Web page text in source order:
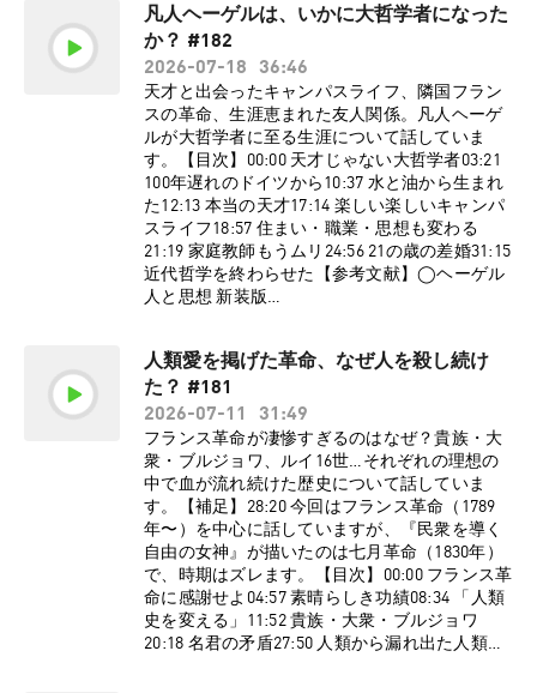
pOJmNPPSbvGV51⁠⁠⁠⁠⁠⁠⁠⁠⁠⁠⁠⁠⁠⁠⁠⁠⁠⁠⁠⁠⁠⁠⁠⁠⁠⁠⁠⁠⁠⁠⁠⁠⁠⁠⁠⁠⁠⁠⁠⁠⁠⁠⁠⁠⁠⁠⁠⁠⁠⁠⁠⁠⁠⁠⁠⁠⁠⁠⁠⁠⁠⁠⁠⁠⁠⁠⁠⁠⁠⁠⁠⁠⁠⁠⁠⁠⁠⁠⁠⁠⁠⁠⁠⁠⁠⁠⁠⁠⁠⁠⁠⁠⁠⁠⁠⁠⁠⁠⁠⁠⁠⁠⁠⁠⁠⁠⁠⁠⁠⁠⁠⁠⁠⁠⁠⁠⁠⁠⁠⁠⁠⁠⁠⁠⁠⁠⁠⁠⁠⁠)
⇨ ⁠⁠⁠⁠⁠⁠⁠⁠⁠⁠⁠⁠⁠⁠⁠⁠⁠⁠⁠⁠⁠⁠⁠⁠⁠⁠⁠⁠⁠⁠⁠⁠⁠⁠https://x.com/urashitatakumi⁠⁠⁠⁠⁠⁠⁠⁠⁠⁠⁠⁠⁠⁠⁠⁠⁠⁠⁠⁠⁠⁠⁠⁠⁠⁠⁠⁠⁠⁠⁠⁠⁠⁠個人YouTube
⇨
⁠⁠⁠⁠⁠⁠⁠⁠⁠⁠⁠⁠⁠⁠⁠⁠⁠⁠⁠⁠⁠⁠⁠⁠⁠⁠⁠⁠⁠⁠⁠⁠⁠⁠https://www.youtube.com/@UrashitaTakumi⁠⁠⁠⁠⁠⁠⁠⁠⁠⁠⁠⁠⁠⁠⁠⁠⁠⁠⁠⁠⁠⁠⁠⁠⁠⁠⁠⁠⁠⁠⁠⁠⁠⁠
【姉妹チャンネル】◯ゆる言語学ラジオ
(⁠⁠⁠⁠⁠⁠⁠⁠⁠⁠⁠⁠⁠⁠⁠⁠⁠⁠⁠⁠⁠⁠⁠⁠⁠⁠⁠⁠⁠⁠⁠⁠⁠⁠⁠⁠⁠⁠⁠⁠⁠⁠⁠⁠⁠⁠⁠⁠⁠⁠⁠⁠⁠⁠⁠⁠⁠⁠⁠⁠⁠⁠⁠⁠⁠⁠⁠⁠⁠⁠⁠⁠⁠⁠⁠⁠⁠⁠⁠⁠⁠⁠⁠⁠⁠⁠⁠⁠⁠⁠⁠⁠⁠⁠⁠⁠⁠⁠⁠⁠⁠⁠⁠⁠⁠⁠⁠⁠⁠⁠⁠⁠⁠⁠⁠⁠⁠⁠⁠⁠⁠⁠⁠⁠⁠⁠⁠⁠⁠https://open.spotify.com/show/3nBZ3AgB
AfSYdHbpJflIHZ⁠⁠⁠⁠⁠⁠⁠⁠⁠⁠⁠⁠⁠⁠⁠⁠⁠⁠⁠⁠⁠⁠⁠⁠⁠⁠⁠⁠⁠⁠⁠⁠⁠⁠⁠⁠⁠⁠⁠⁠⁠⁠⁠⁠⁠⁠⁠⁠⁠⁠⁠⁠⁠⁠⁠⁠⁠⁠⁠⁠⁠⁠⁠⁠⁠⁠⁠⁠⁠⁠⁠⁠⁠⁠⁠⁠⁠⁠⁠⁠⁠⁠⁠⁠⁠⁠⁠⁠⁠⁠⁠⁠⁠⁠⁠⁠⁠⁠⁠⁠⁠⁠⁠⁠⁠⁠⁠⁠⁠⁠⁠⁠⁠⁠⁠⁠⁠⁠⁠⁠⁠⁠⁠⁠⁠⁠⁠⁠⁠)◯ゆるコンピュータ科学
ラジオ
(⁠⁠⁠⁠⁠⁠⁠⁠⁠⁠⁠⁠⁠⁠⁠⁠⁠⁠⁠⁠⁠⁠⁠⁠⁠⁠⁠⁠⁠⁠⁠⁠⁠⁠⁠⁠⁠⁠⁠⁠⁠⁠⁠⁠⁠⁠⁠⁠⁠⁠⁠⁠⁠⁠⁠⁠⁠⁠⁠⁠⁠⁠⁠⁠⁠⁠⁠⁠⁠⁠⁠⁠⁠⁠⁠⁠⁠⁠⁠⁠⁠⁠⁠⁠⁠⁠⁠⁠⁠⁠⁠⁠⁠⁠⁠⁠⁠⁠⁠⁠⁠⁠⁠⁠⁠⁠⁠⁠⁠⁠⁠⁠⁠⁠⁠⁠⁠⁠⁠⁠⁠⁠⁠⁠⁠⁠⁠⁠⁠https://open.spotify.com/show/32qgIhAHY
nseWxiGyrFzSt⁠⁠⁠⁠⁠⁠⁠⁠⁠⁠⁠⁠⁠⁠⁠⁠⁠⁠⁠⁠⁠⁠⁠⁠⁠⁠⁠⁠⁠⁠⁠⁠⁠⁠⁠⁠⁠⁠⁠⁠⁠⁠⁠⁠⁠⁠⁠⁠⁠⁠⁠⁠⁠⁠⁠⁠⁠⁠⁠⁠⁠⁠⁠⁠⁠⁠⁠⁠⁠⁠⁠⁠⁠⁠⁠⁠⁠⁠⁠⁠⁠⁠⁠⁠⁠⁠⁠⁠⁠⁠⁠⁠⁠⁠⁠⁠⁠⁠⁠⁠⁠⁠⁠⁠⁠⁠⁠⁠⁠⁠⁠⁠⁠⁠⁠⁠⁠⁠⁠⁠⁠⁠⁠⁠⁠⁠⁠⁠⁠)◯ゆる音楽学ラジオ
(⁠⁠⁠⁠⁠⁠⁠⁠⁠⁠⁠⁠⁠⁠⁠⁠⁠⁠⁠⁠⁠⁠⁠⁠⁠⁠⁠⁠⁠⁠⁠⁠⁠⁠⁠⁠⁠⁠⁠⁠⁠⁠⁠⁠⁠⁠⁠⁠⁠⁠⁠⁠⁠⁠⁠⁠⁠⁠⁠⁠⁠⁠⁠⁠⁠⁠⁠⁠⁠⁠⁠⁠⁠⁠⁠⁠⁠⁠⁠⁠⁠⁠⁠⁠⁠⁠⁠⁠⁠⁠⁠⁠⁠⁠⁠⁠⁠⁠⁠⁠⁠⁠⁠⁠⁠⁠⁠⁠⁠⁠⁠⁠⁠⁠⁠⁠⁠⁠⁠⁠⁠⁠⁠⁠⁠⁠⁠⁠⁠https://open.spotify.com/show/7Ba89bnu
EW0pyMeUbGR3oT⁠⁠⁠⁠⁠⁠⁠⁠⁠⁠⁠⁠⁠⁠⁠⁠⁠⁠⁠⁠⁠⁠⁠⁠⁠⁠⁠⁠⁠⁠⁠⁠⁠⁠⁠⁠⁠⁠⁠⁠⁠⁠⁠⁠⁠⁠⁠⁠⁠⁠⁠⁠⁠⁠⁠⁠⁠⁠⁠⁠⁠⁠⁠⁠⁠⁠⁠⁠⁠⁠⁠⁠⁠⁠⁠⁠⁠⁠⁠⁠⁠⁠⁠⁠⁠⁠⁠⁠⁠⁠⁠⁠⁠⁠⁠⁠⁠⁠⁠⁠⁠⁠⁠⁠⁠⁠⁠⁠⁠⁠⁠⁠⁠⁠⁠⁠⁠⁠⁠⁠⁠⁠⁠⁠⁠⁠⁠⁠⁠)◯ゆる民俗学ラジオ
(⁠⁠⁠⁠⁠⁠⁠⁠⁠⁠⁠⁠⁠⁠⁠⁠⁠⁠⁠⁠⁠⁠⁠⁠⁠⁠⁠⁠⁠⁠⁠⁠⁠⁠⁠⁠⁠⁠⁠⁠⁠⁠⁠⁠⁠⁠⁠⁠⁠⁠⁠⁠⁠⁠⁠⁠⁠⁠⁠⁠⁠⁠⁠⁠⁠⁠⁠⁠⁠⁠⁠⁠⁠⁠⁠⁠⁠⁠⁠⁠⁠⁠⁠⁠⁠⁠⁠⁠⁠⁠⁠⁠⁠⁠⁠⁠⁠⁠⁠⁠⁠⁠⁠⁠⁠⁠⁠⁠⁠⁠⁠⁠⁠⁠⁠⁠⁠⁠⁠⁠⁠⁠⁠⁠⁠⁠⁠⁠⁠https://open.spotify.com/show/2OPaWdgR
VuUv5jLeFBViDU⁠⁠⁠⁠⁠⁠⁠⁠⁠⁠⁠⁠⁠⁠⁠⁠⁠⁠⁠⁠⁠⁠⁠⁠⁠⁠⁠⁠⁠⁠⁠⁠⁠⁠⁠⁠⁠⁠⁠⁠⁠⁠⁠⁠⁠⁠⁠⁠⁠⁠⁠⁠⁠⁠⁠⁠⁠⁠⁠⁠⁠⁠⁠⁠⁠⁠⁠⁠⁠⁠⁠⁠⁠⁠⁠⁠⁠⁠⁠⁠⁠⁠⁠⁠⁠⁠⁠⁠⁠⁠⁠⁠⁠⁠⁠⁠⁠⁠⁠⁠⁠⁠⁠⁠⁠⁠⁠⁠⁠⁠⁠⁠⁠⁠⁠⁠⁠⁠⁠⁠⁠⁠⁠⁠⁠⁠⁠⁠⁠)◯ゆる天文学ラジオ
(⁠⁠⁠⁠⁠⁠⁠⁠⁠⁠⁠⁠⁠⁠⁠⁠⁠⁠⁠⁠⁠⁠⁠⁠⁠⁠⁠⁠⁠⁠⁠⁠⁠⁠⁠⁠⁠⁠⁠⁠⁠⁠⁠⁠⁠⁠⁠⁠⁠⁠⁠⁠⁠⁠⁠⁠⁠⁠⁠⁠⁠⁠⁠⁠⁠⁠⁠⁠⁠⁠⁠⁠⁠⁠⁠⁠⁠⁠⁠⁠⁠⁠⁠⁠⁠⁠⁠⁠⁠⁠⁠⁠⁠⁠⁠⁠⁠⁠⁠⁠⁠⁠⁠⁠⁠⁠⁠⁠⁠⁠⁠⁠⁠⁠⁠⁠⁠⁠⁠⁠⁠⁠⁠⁠⁠⁠⁠⁠⁠https://open.spotify.com/show/6CGctNRB
items/folder/4a66f8d7ce1d4eb⁠⁠⁠⁠⁠⁠⁠⁠⁠⁠⁠⁠⁠⁠⁠⁠⁠⁠⁠⁠⁠⁠⁠⁠⁠⁠⁠⁠⁠⁠⁠⁠⁠⁠⁠⁠⁠⁠⁠⁠⁠⁠⁠⁠⁠⁠⁠⁠⁠⁠⁠⁠⁠⁠⁠⁠⁠⁠⁠⁠⁠⁠⁠⁠⁠⁠⁠⁠⁠⁠⁠⁠⁠⁠⁠⁠⁠⁠⁠【サポーター
コミュニティはこちらか
ら】⁠⁠⁠⁠⁠⁠⁠⁠⁠⁠⁠⁠⁠⁠⁠⁠⁠⁠⁠⁠⁠⁠⁠⁠⁠⁠⁠⁠⁠⁠⁠⁠⁠⁠⁠⁠⁠⁠⁠⁠⁠⁠⁠⁠⁠⁠⁠⁠⁠⁠⁠⁠⁠⁠⁠⁠⁠⁠⁠⁠⁠⁠⁠⁠⁠⁠⁠⁠⁠⁠⁠⁠⁠⁠⁠⁠⁠⁠⁠⁠⁠⁠⁠⁠⁠⁠⁠⁠⁠⁠⁠⁠⁠⁠⁠⁠⁠⁠⁠⁠⁠⁠⁠⁠⁠⁠⁠⁠⁠⁠⁠⁠⁠⁠⁠⁠⁠⁠⁠⁠⁠⁠⁠⁠⁠⁠⁠⁠https://yurugakuto.com/tetsu⁠⁠⁠⁠⁠⁠⁠⁠⁠⁠⁠⁠⁠⁠⁠⁠⁠⁠⁠⁠⁠⁠⁠⁠⁠⁠⁠⁠⁠⁠⁠⁠⁠⁠⁠⁠⁠⁠⁠⁠⁠⁠⁠⁠⁠⁠⁠⁠⁠⁠⁠⁠⁠⁠⁠⁠⁠⁠⁠⁠⁠⁠⁠⁠⁠⁠⁠⁠⁠⁠⁠⁠⁠⁠⁠⁠⁠⁠⁠⁠⁠⁠⁠⁠⁠⁠⁠⁠⁠⁠⁠⁠⁠⁠⁠⁠⁠⁠⁠⁠⁠⁠⁠⁠⁠⁠⁠⁠⁠⁠⁠⁠⁠⁠⁠⁠⁠⁠⁠⁠⁠⁠⁠⁠⁠⁠⁠⁠【
公式X】 ゆる哲学ラジオのXアカウントがあるの
で、是非フォローしてください！⇨
⁠⁠⁠⁠⁠⁠⁠⁠⁠⁠⁠⁠⁠⁠⁠⁠⁠⁠⁠⁠⁠⁠⁠⁠⁠⁠⁠⁠⁠⁠⁠⁠⁠⁠⁠⁠⁠⁠⁠⁠⁠⁠⁠⁠⁠⁠⁠⁠⁠⁠⁠⁠⁠⁠⁠⁠⁠⁠⁠⁠⁠⁠⁠⁠⁠⁠⁠⁠⁠⁠⁠⁠⁠⁠⁠⁠⁠⁠⁠⁠⁠⁠⁠⁠⁠https://twitter.com/yuru_philosophy⁠⁠⁠⁠⁠⁠⁠⁠⁠⁠⁠⁠⁠⁠⁠⁠⁠⁠⁠⁠⁠⁠⁠⁠⁠⁠⁠⁠⁠⁠⁠⁠⁠⁠⁠⁠⁠⁠⁠⁠⁠⁠⁠⁠⁠⁠⁠⁠⁠⁠⁠⁠⁠⁠⁠⁠⁠⁠⁠⁠⁠⁠⁠⁠⁠⁠⁠⁠⁠⁠⁠⁠⁠⁠⁠⁠⁠⁠⁠⁠⁠⁠⁠⁠【お
仕事依頼はこち
ら！】⁠⁠⁠⁠⁠⁠⁠⁠⁠⁠⁠⁠⁠⁠⁠⁠⁠⁠⁠⁠⁠⁠⁠⁠⁠⁠⁠⁠⁠⁠⁠⁠⁠⁠⁠⁠⁠⁠⁠⁠⁠⁠⁠⁠⁠⁠⁠⁠⁠⁠⁠⁠⁠⁠⁠⁠⁠⁠⁠⁠⁠⁠⁠⁠⁠⁠⁠⁠⁠⁠⁠⁠⁠⁠⁠⁠⁠⁠⁠⁠⁠⁠⁠⁠⁠⁠⁠⁠⁠⁠⁠⁠⁠⁠⁠⁠⁠⁠⁠⁠⁠⁠⁠⁠⁠⁠⁠⁠⁠⁠⁠⁠⁠⁠⁠⁠⁠⁠⁠⁠⁠⁠⁠⁠⁠⁠⁠⁠info@pedantic.jp⁠⁠⁠⁠⁠⁠⁠⁠⁠⁠⁠⁠⁠⁠⁠⁠⁠⁠⁠⁠⁠⁠⁠⁠⁠⁠⁠⁠⁠⁠⁠⁠⁠⁠⁠⁠⁠⁠⁠⁠⁠⁠⁠⁠⁠⁠⁠⁠⁠⁠⁠⁠⁠⁠⁠⁠⁠⁠⁠⁠⁠⁠⁠⁠⁠⁠⁠⁠⁠⁠⁠⁠⁠⁠⁠⁠⁠⁠⁠⁠⁠⁠⁠⁠⁠⁠⁠⁠⁠⁠⁠⁠⁠⁠⁠⁠⁠⁠⁠⁠⁠⁠⁠⁠⁠⁠⁠⁠⁠⁠⁠⁠⁠⁠⁠⁠⁠⁠⁠⁠⁠⁠⁠⁠⁠⁠⁠⁠※ゆる哲学ラ
ジオは株式会社pedanticが制作しています。
【平田トキヒロ：プロフィール】東京学芸大学
教育学部哲学分野卒。企業に勤めながら本を積
んでは読み漁る日々を暮らす。学部時代に社会
学から哲学へ転向。美学にも傾倒。日本哲学会
浦下：プロフィール】東京学芸大学教育学部
卒。A類音楽選修にて器楽（チェロ）を専攻。
今もひたすら熱く楽しくチェロを弾いている。
演奏・レッスンの依頼はGmailかTwitterのDMま
で、お待ちしております！個人YouTubeもチャ
ンネル登録・高評価で応援よろしくお願いいた
します！Gmail ⇨ u.takumi.cello@gmail.comX
⇨ ⁠⁠⁠⁠⁠⁠⁠⁠⁠⁠⁠⁠⁠⁠⁠⁠⁠⁠⁠⁠⁠⁠⁠⁠⁠⁠⁠⁠⁠⁠⁠⁠⁠https://x.com/urashitatakumi⁠⁠⁠⁠⁠⁠⁠⁠⁠⁠⁠⁠⁠⁠⁠⁠⁠⁠⁠⁠⁠⁠⁠⁠⁠⁠⁠⁠⁠⁠⁠⁠⁠個人YouTube
⇨
⁠⁠⁠⁠⁠⁠⁠⁠⁠⁠⁠⁠⁠⁠⁠⁠⁠⁠⁠⁠⁠⁠⁠⁠⁠⁠⁠⁠⁠⁠⁠⁠⁠https://www.youtube.com/@UrashitaTakumi⁠⁠⁠⁠⁠⁠⁠⁠⁠⁠⁠⁠⁠⁠⁠⁠⁠⁠⁠⁠⁠⁠⁠⁠⁠⁠⁠⁠⁠⁠⁠⁠⁠
【姉妹チャンネル】◯ゆる言語学ラジオ
(⁠⁠⁠⁠⁠⁠⁠⁠⁠⁠⁠⁠⁠⁠⁠⁠⁠⁠⁠⁠⁠⁠⁠⁠⁠⁠⁠⁠⁠⁠⁠⁠⁠⁠⁠⁠⁠⁠⁠⁠⁠⁠⁠⁠⁠⁠⁠⁠⁠⁠⁠⁠⁠⁠⁠⁠⁠⁠⁠⁠⁠⁠⁠⁠⁠⁠⁠⁠⁠⁠⁠⁠⁠⁠⁠⁠⁠⁠⁠⁠⁠⁠⁠⁠⁠⁠⁠⁠⁠⁠⁠⁠⁠⁠⁠⁠⁠⁠⁠⁠⁠⁠⁠⁠⁠⁠⁠⁠⁠⁠⁠⁠⁠⁠⁠⁠⁠⁠⁠⁠⁠⁠⁠⁠⁠⁠⁠⁠https://open.spotify.com/show/3nBZ3AgB
AfSYdHbpJflIHZ⁠⁠⁠⁠⁠⁠⁠⁠⁠⁠⁠⁠⁠⁠⁠⁠⁠⁠⁠⁠⁠⁠⁠⁠⁠⁠⁠⁠⁠⁠⁠⁠⁠⁠⁠⁠⁠⁠⁠⁠⁠⁠⁠⁠⁠⁠⁠⁠⁠⁠⁠⁠⁠⁠⁠⁠⁠⁠⁠⁠⁠⁠⁠⁠⁠⁠⁠⁠⁠⁠⁠⁠⁠⁠⁠⁠⁠⁠⁠⁠⁠⁠⁠⁠⁠⁠⁠⁠⁠⁠⁠⁠⁠⁠⁠⁠⁠⁠⁠⁠⁠⁠⁠⁠⁠⁠⁠⁠⁠⁠⁠⁠⁠⁠⁠⁠⁠⁠⁠⁠⁠⁠⁠⁠⁠⁠⁠⁠)◯ゆるコンピュータ科学
凡人ヘーゲルは、いかに大哲学者になった
か？ #182
2026-07-18
36:46
天才と出会ったキャンパスライフ、隣国フラン
スの革命、生涯恵まれた友人関係。凡人ヘーゲ
ルが大哲学者に至る生涯について話していま
す。【目次】00:00 天才じゃない大哲学者03:21
100年遅れのドイツから10:37 水と油から生まれ
た12:13 本当の天才17:14 楽しい楽しいキャンパ
スライフ18:57 住まい・職業・思想も変わる
21:19 家庭教師もうムリ24:56 21の歳の差婚31:15
近代哲学を終わらせた【参考文献】◯ヘーゲル
人と思想 新装版
https://www.valuebooks.jp/bp/VS0024919722【
ゆる哲学ラジオ公式グッズ販売
中！】⁠⁠⁠⁠⁠⁠⁠⁠⁠⁠⁠⁠⁠⁠⁠⁠⁠⁠⁠⁠⁠⁠⁠⁠⁠⁠⁠⁠⁠⁠⁠⁠⁠⁠⁠⁠⁠⁠⁠⁠⁠⁠⁠⁠⁠⁠⁠⁠⁠⁠⁠⁠⁠⁠⁠⁠⁠⁠⁠⁠⁠⁠⁠⁠⁠⁠⁠⁠⁠⁠⁠⁠⁠⁠⁠⁠⁠⁠https://www.valuebooks.jp/shelf-
items/folder/4a66f8d7ce1d4eb⁠⁠⁠⁠⁠⁠⁠⁠⁠⁠⁠⁠⁠⁠⁠⁠⁠⁠⁠⁠⁠⁠⁠⁠⁠⁠⁠⁠⁠⁠⁠⁠⁠⁠⁠⁠⁠⁠⁠⁠⁠⁠⁠⁠⁠⁠⁠⁠⁠⁠⁠⁠⁠⁠⁠⁠⁠⁠⁠⁠⁠⁠⁠⁠⁠⁠⁠⁠⁠⁠⁠⁠⁠⁠⁠⁠⁠⁠【サポーター
コミュニティはこちらか
ら】⁠⁠⁠⁠⁠⁠⁠⁠⁠⁠⁠⁠⁠⁠⁠⁠⁠⁠⁠⁠⁠⁠⁠⁠⁠⁠⁠⁠⁠⁠⁠⁠⁠⁠⁠⁠⁠⁠⁠⁠⁠⁠⁠⁠⁠⁠⁠⁠⁠⁠⁠⁠⁠⁠⁠⁠⁠⁠⁠⁠⁠⁠⁠⁠⁠⁠⁠⁠⁠⁠⁠⁠⁠⁠⁠⁠⁠⁠⁠⁠⁠⁠⁠⁠⁠⁠⁠⁠⁠⁠⁠⁠⁠⁠⁠⁠⁠⁠⁠⁠⁠⁠⁠⁠⁠⁠⁠⁠⁠⁠⁠⁠⁠⁠⁠⁠⁠⁠⁠⁠⁠⁠⁠⁠⁠⁠⁠https://yurugakuto.com/tetsu⁠⁠⁠⁠⁠⁠⁠⁠⁠⁠⁠⁠⁠⁠⁠⁠⁠⁠⁠⁠⁠⁠⁠⁠⁠⁠⁠⁠⁠⁠⁠⁠⁠⁠⁠⁠⁠⁠⁠⁠⁠⁠⁠⁠⁠⁠⁠⁠⁠⁠⁠⁠⁠⁠⁠⁠⁠⁠⁠⁠⁠⁠⁠⁠⁠⁠⁠⁠⁠⁠⁠⁠⁠⁠⁠⁠⁠⁠⁠⁠⁠⁠⁠⁠⁠⁠⁠⁠⁠⁠⁠⁠⁠⁠⁠⁠⁠⁠⁠⁠⁠⁠⁠⁠⁠⁠⁠⁠⁠⁠⁠⁠⁠⁠⁠⁠⁠⁠⁠⁠⁠⁠⁠⁠⁠⁠⁠【
公式X】 ゆる哲学ラジオのXアカウントがあるの
で、是非フォローしてください！⇨
⁠⁠⁠⁠⁠⁠⁠⁠⁠⁠⁠⁠⁠⁠⁠⁠⁠⁠⁠⁠⁠⁠⁠⁠⁠⁠⁠⁠⁠⁠⁠⁠⁠⁠⁠⁠⁠⁠⁠⁠⁠⁠⁠⁠⁠⁠⁠⁠⁠⁠⁠⁠⁠⁠⁠⁠⁠⁠⁠⁠⁠⁠⁠⁠⁠⁠⁠⁠⁠⁠⁠⁠⁠⁠⁠⁠⁠⁠⁠⁠⁠⁠⁠⁠https://twitter.com/yuru_philosophy⁠⁠⁠⁠⁠⁠⁠⁠⁠⁠⁠⁠⁠⁠⁠⁠⁠⁠⁠⁠⁠⁠⁠⁠⁠⁠⁠⁠⁠⁠⁠⁠⁠⁠⁠⁠⁠⁠⁠⁠⁠⁠⁠⁠⁠⁠⁠⁠⁠⁠⁠⁠⁠⁠⁠⁠⁠⁠⁠⁠⁠⁠⁠⁠⁠⁠⁠⁠⁠⁠⁠⁠⁠⁠⁠⁠⁠⁠⁠⁠⁠⁠⁠【お
仕事依頼はこち
ら！】⁠⁠⁠⁠⁠⁠⁠⁠⁠⁠⁠⁠⁠⁠⁠⁠⁠⁠⁠⁠⁠⁠⁠⁠⁠⁠⁠⁠⁠⁠⁠⁠⁠⁠⁠⁠⁠⁠⁠⁠⁠⁠⁠⁠⁠⁠⁠⁠⁠⁠⁠⁠⁠⁠⁠⁠⁠⁠⁠⁠⁠⁠⁠⁠⁠⁠⁠⁠⁠⁠⁠⁠⁠⁠⁠⁠⁠⁠⁠⁠⁠⁠⁠⁠⁠⁠⁠⁠⁠⁠⁠⁠⁠⁠⁠⁠⁠⁠⁠⁠⁠⁠⁠⁠⁠⁠⁠⁠⁠⁠⁠⁠⁠⁠⁠⁠⁠⁠⁠⁠⁠⁠⁠⁠⁠⁠⁠info@pedantic.jp⁠⁠⁠⁠⁠⁠⁠⁠⁠⁠⁠⁠⁠⁠⁠⁠⁠⁠⁠⁠⁠⁠⁠⁠⁠⁠⁠⁠⁠⁠⁠⁠⁠⁠⁠⁠⁠⁠⁠⁠⁠⁠⁠⁠⁠⁠⁠⁠⁠⁠⁠⁠⁠⁠⁠⁠⁠⁠⁠⁠⁠⁠⁠⁠⁠⁠⁠⁠⁠⁠⁠⁠⁠⁠⁠⁠⁠⁠⁠⁠⁠⁠⁠⁠⁠⁠⁠⁠⁠⁠⁠⁠⁠⁠⁠⁠⁠⁠⁠⁠⁠⁠⁠⁠⁠⁠⁠⁠⁠⁠⁠⁠⁠⁠⁠⁠⁠⁠⁠⁠⁠⁠⁠⁠⁠⁠⁠※ゆる哲学ラ
ジオは株式会社pedanticが制作しています。
【平田トキヒロ：プロフィール】東京学芸大学
人類愛を掲げた革命、なぜ人を殺し続け
た？ #181
2026-07-11
31:49
フランス革命が凄惨すぎるのはなぜ？貴族・大
衆・ブルジョワ、ルイ16世…それぞれの理想の
中で血が流れ続けた歴史について話していま
す。【補足】28:20 今回はフランス革命（1789
年〜）を中心に話していますが、『民衆を導く
自由の女神』が描いたのは七月革命（1830年）
で、時期はズレます。【目次】00:00 フランス革
命に感謝せよ04:57 素晴らしき功績08:34 「人類
史を変える」11:52 貴族・大衆・ブルジョワ
20:18 名君の矛盾27:50 人類から漏れ出た人類